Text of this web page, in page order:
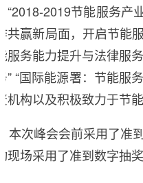
2019节能服务产
共赢新局面，开启节能
服务能力提升与法律服
” “国际能源署：节能服
机构以及积极致力于节
次峰会会前采用了准到
现场采用了准到数字抽